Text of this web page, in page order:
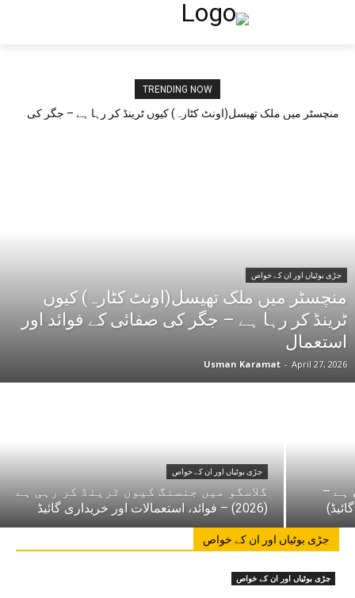
TRENDING NOW
منچسٹر میں ملک تھیسل(اونٹ کٹارہ) کیوں ٹرینڈ کر رہا ہے – جگر کی
جڑی بوٹیاں اور ان کے خواص
منچسٹر میں ملک تھیسل(اونٹ کٹارہ) کیوں
ٹرینڈ کر رہا ہے – جگر کی صفائی کے فوائد اور
استعمال
Usman Karamat - April 27, 2026
جڑی بوٹیاں اور ان کے خواص
گلاسگو میں جنسنگ کیوں ٹرینڈ کر رہی ہے
(2026) – فوائد، استعمالات اور خریداری گائیڈ
ہے –
جڑی بوٹیاں اور ان کے خواص
جڑی بوٹیاں اور ان کے خواص